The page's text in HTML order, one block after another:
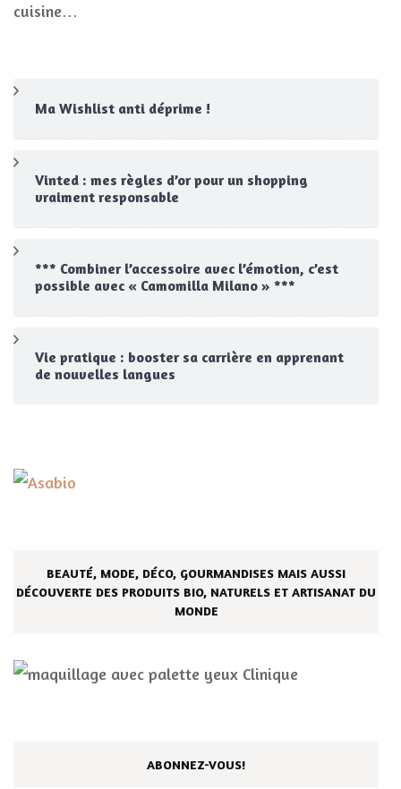
cuisine…
Ma Wishlist anti déprime !
Vinted : mes règles d’or pour un shopping
vraiment responsable
*** Combiner l’accessoire avec l’émotion, c’est
possible avec « Camomilla Milano » ***
Vie pratique : booster sa carrière en apprenant
de nouvelles langues
BEAUTÉ, MODE, DÉCO, GOURMANDISES MAIS AUSSI
DÉCOUVERTE DES PRODUITS BIO, NATURELS ET ARTISANAT DU
MONDE
ABONNEZ-VOUS!